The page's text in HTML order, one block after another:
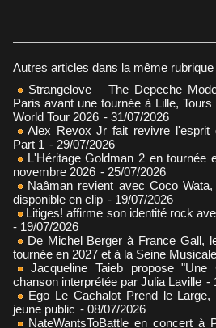
Autres articles dans la même
Strangelove – The Depeche
Paris avant une tournée à Lille,
World Tour 2026 - 31/07/2026
Alex Revox Jr fait revivre l'esprit
Part 1 - 29/07/2026
L'Héritage Goldman 2 en tournée
novembre 2026 - 25/07/2026
Naâman revient avec Coco
disponible en clip - 19/07/2026
Litiges! affirme son identité rock
- 19/07/2026
De Michel Berger à France Gall,
tournée en 2027 et à la Seine Musicale
Jacqueline Taieb propose "Une
chanson interprétée par Julia Laville -
Ego Le Cachalot Prend le
jeune public - 08/07/2026
NateWantsToBattle en concert à